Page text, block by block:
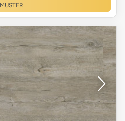
MUSTER